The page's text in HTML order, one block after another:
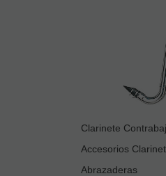
Clarinete
Accesorios
Abrazaderas